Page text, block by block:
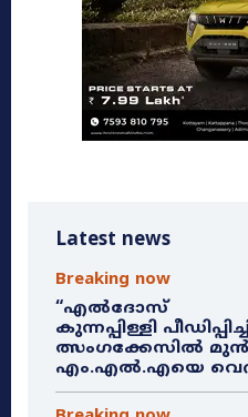
Latest news
Breaking now
“എൽദോസ്
കുന്നപ്പിള്ളി
ത്സംഗക്കേസിൽ മുൻ
എം.എൽ.എയെ